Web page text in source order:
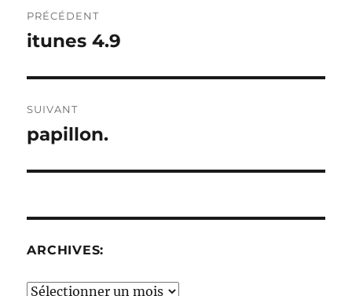
de
PRÉCÉDENT
Publication
itunes 4.9
SUIVANT
Publication
papillon.
ARCHIVES:
Archives: